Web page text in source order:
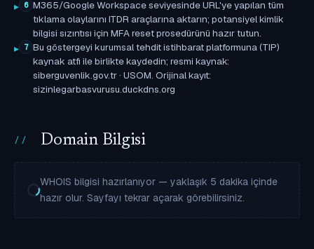
6 M365/Google Workspace seviyesinde URL'ye yapılan tüm
tıklama olaylarını ITDR araçlarına aktarın; potansiyel kimlik
bilgisi sızıntısı için MFA reset prosedürünü hazır tutun.
7 Bu göstergeyi kurumsal tehdit istihbarat platformuna (TIP)
kaynak atfı ile birlikte kaydedin; resmi kaynak:
siberguvenlik.gov.tr · USOM. Orijinal kayıt:
sizinlegarbasvurusu.duckdns.org
Domain Bilgisi
WHOIS bilgisi hazırlanıyor — yaklaşık 5 dakika içinde
hazır olur. Sayfayı tekrar açarak görebilirsiniz.